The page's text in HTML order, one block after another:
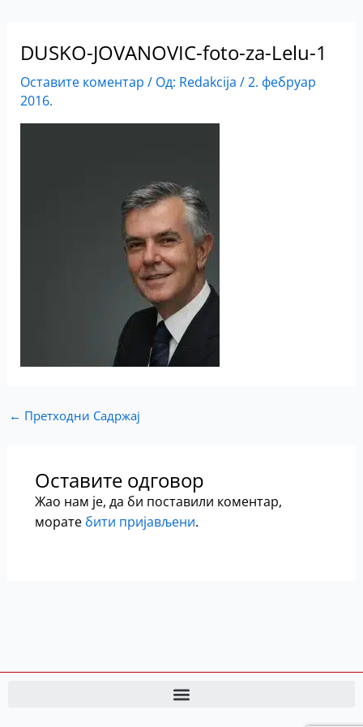
DUSKO-JOVANOVIC-foto-za-Lelu-1
Оставите коментар / Од: Redakcija /2. фебруар
2016.
← Претходни Садржај
Оставите одговор
Жао нам је, да би поставили коментар,
морате бити пријављени.